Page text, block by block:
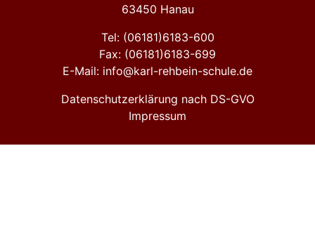
63450 Hanau
Tel: (06181)6183-600
Fax: (06181)6183-699
E-Mail: info@karl-rehbein-schule.de
Datenschutzerklärung nach DS-GVO
Impressum